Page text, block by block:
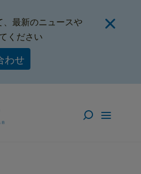
最新のニュースや
ください
わせ